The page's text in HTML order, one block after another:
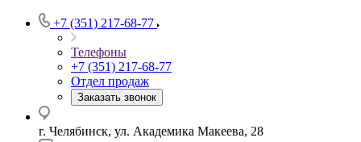
+7 (351) 217-68-77
Телефоны
+7 (351) 217-68-77
Отдел продаж
Заказать звонок
г. Челябинск, ул. Академика Макеева, 28